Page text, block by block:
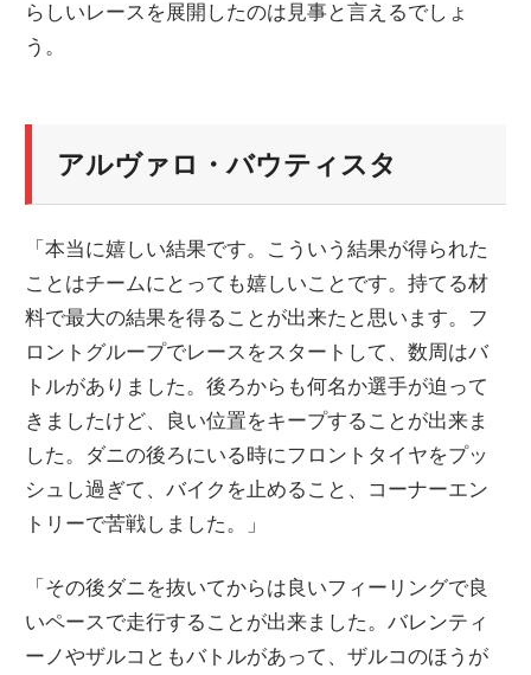
ニ
ス
らしいレースを展開したのは見事と言えるでしょ
う。
アルヴァロ・バウティスタ
「本当に嬉しい結果です。こういう結果が得られた
ことはチームにとっても嬉しいことです。持てる材
料で最大の結果を得ることが出来たと思います。フ
ロントグループでレースをスタートして、数周はバ
トルがありました。後ろからも何名か選手が迫って
きましたけど、良い位置をキープすることが出来ま
した。ダニの後ろにいる時にフロントタイヤをプッ
シュし過ぎて、バイクを止めること、コーナーエン
トリーで苦戦しました。」
「その後ダニを抜いてからは良いフィーリングで良
いペースで走行することが出来ました。バレンティ
ーノやザルコともバトルがあって、ザルコのほうが